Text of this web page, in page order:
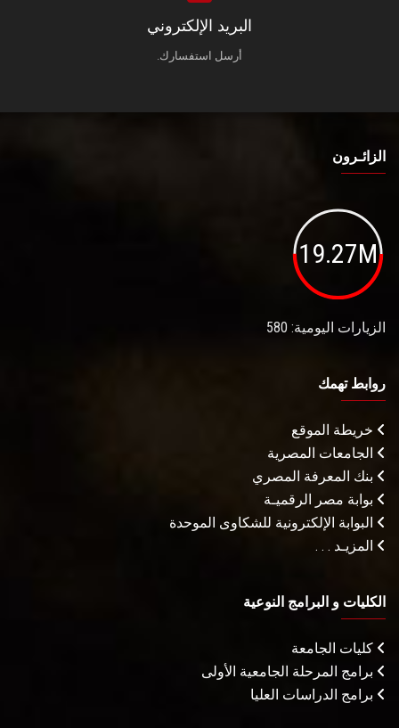
البريد الإلكتروني
أرسل استفسارك.
الزائـرون
19.27M
الزيارات اليومية: 580
روابط تهمك
خريطة الموقع
الجامعات المصرية
بنك المعرفة المصري
بوابة مصر الرقميـة
البوابة الإلكترونية للشكاوى الموحدة
المزيـد . . .
الكليات و البرامج النوعية
كليات الجامعة
برامج المرحلة الجامعية الأولى
برامج الدراسات العليا